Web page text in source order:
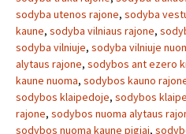
sodyba utenos rajone, sodyba
kaune, sodyba vilniaus rajone,
sodyba vilniuje, sodyba vilniuje
alytaus rajone, sodybos ant ezero
kaune nuoma, sodybos kauno
sodybos klaipedoje, sodybos
rajone, sodybos nuoma alytaus
sodybos nuoma kaune pigiai,